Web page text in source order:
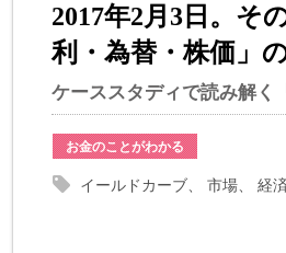
2017年2月3日。
利・為替・株価」
ケーススタディで読み解く
お金のことがわかる
イールドカーブ 市場 経済